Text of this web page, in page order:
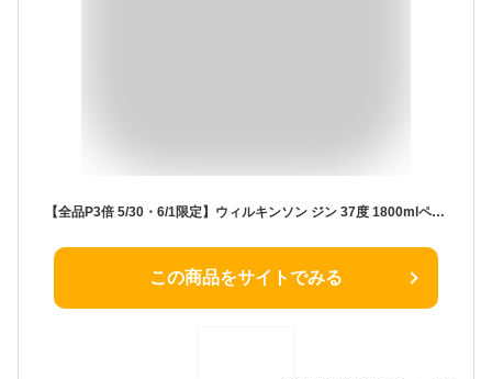
【全品P3倍 5/30・6/1限定】ウィルキンソン ジン 37度 1800mlペット 1.8L 国産 WILKINSON GINウイルキンソン ウヰルキンソン 大容量 業務用 ソーダ割 手作り 梅酒 長S
この商品をサイトでみる